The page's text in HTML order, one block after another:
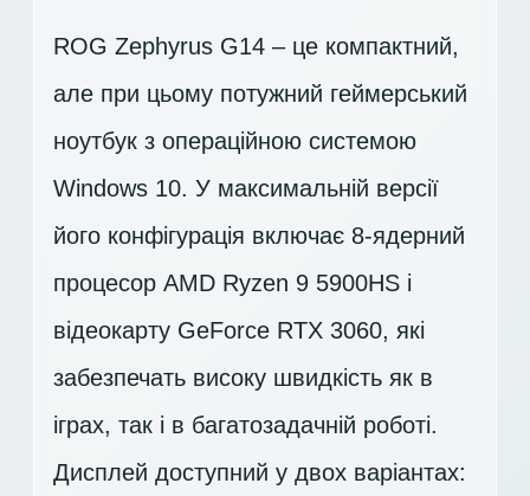
ROG Zephyrus G14 – це компактний,
але при цьому потужний геймерський
ноутбук з операційною системою
Windows 10. У максимальній версії
його конфігурація включає 8-ядерний
процесор AMD Ryzen 9 5900HS і
відеокарту GeForce RTX 3060, які
забезпечать високу швидкість як в
іграх, так і в багатозадачній роботі.
Дисплей доступний у двох варіантах: